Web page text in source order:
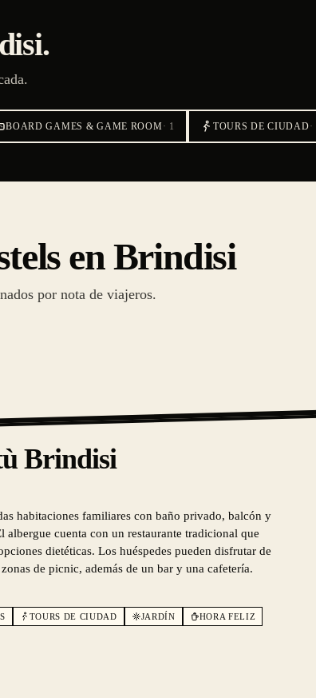
BOARD GAMES & GAME ROOM· 1 TOURS DE CIUDAD·
en Brindisi
por nota de viajeros.
Brindisi
habitaciones familiares con baño privado, balcón y
cuenta con un restaurante tradicional que
dietéticas. Los huéspedes pueden disfrutar de
de picnic, además de un bar y una cafetería.
TOURS DE CIUDAD JARDÍN
HORA FELIZ